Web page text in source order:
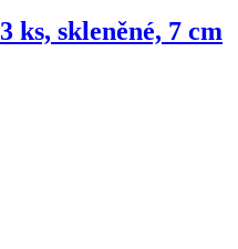
3 ks, skleněné, 7 cm